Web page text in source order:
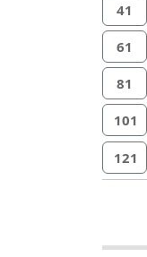
41
61
81
101
121